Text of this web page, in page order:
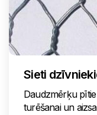
Sieti
Daudzmērķu
turēšanai un